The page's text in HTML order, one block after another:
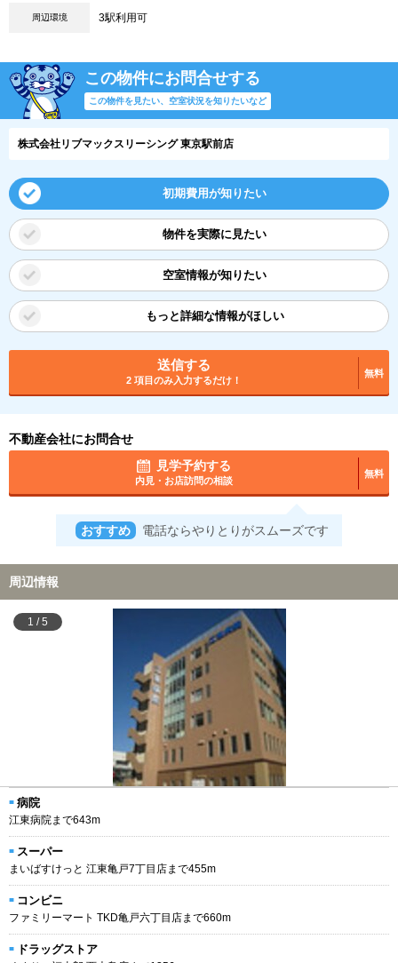
周辺環境 3駅利用可
この物件にお問合せする
この物件を見たい、空室状況を知りたいなど
株式会社リブマックスリーシング 東京駅前店
初期費用が知りたい
物件を実際に見たい
空室情報が知りたい
もっと詳細な情報がほしい
送信する
2 項目のみ入力するだけ！
無料
不動産会社にお問合せ
見学予約する
内見・お店訪問の相談
無料
おすすめ 電話ならやりとりがスムーズです
周辺情報
1 /5
病院
江東病院まで643m
スーパー
まいばすけっと 江東亀戸7丁目店まで455m
コンビニ
ファミリーマート TKD亀戸六丁目店まで660m
ドラッグストア